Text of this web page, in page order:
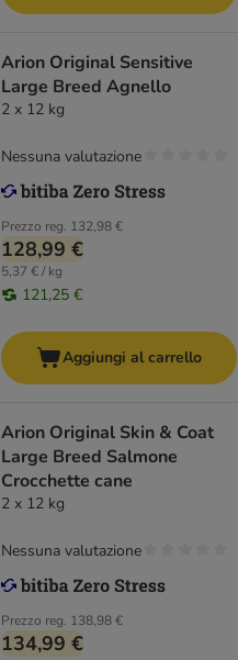
Arion Original Sensitive
Large Breed Agnello
2 x 12 kg
Prezzo reg. 132,98 €
128,99 €
5,37 € / kg
121,25 €
Nessuna valutazione
Aggiungi al carrello
Arion Original Skin & Coat
Large Breed Salmone
Crocchette cane
2 x 12 kg
Prezzo reg. 138,98 €
134,99 €
Nessuna valutazione